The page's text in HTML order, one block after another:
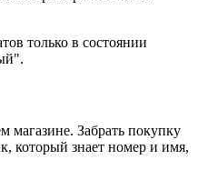
только в состоянии
магазине. Забрать покупку
который знает номер и имя,